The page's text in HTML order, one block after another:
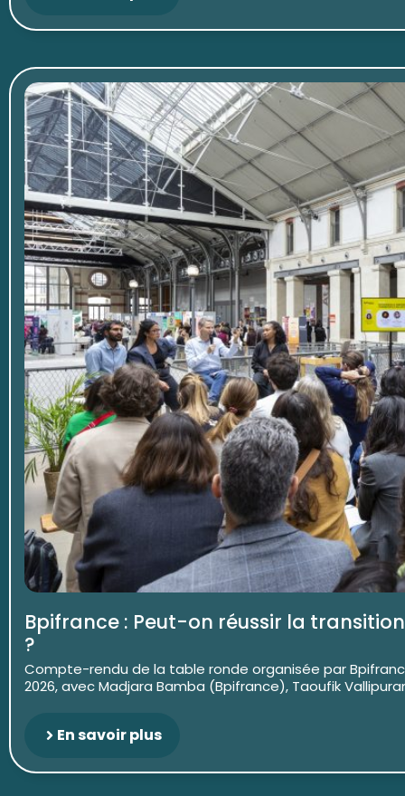
Bpifrance : Peut-on réussir la
?
Compte-rendu de la table ronde organisée par
2026, avec Madjara Bamba (Bpifrance), Taoufik
En savoir plus